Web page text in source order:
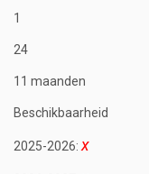
1
24
11 maanden
Beschikbaarheid
2025-2026: